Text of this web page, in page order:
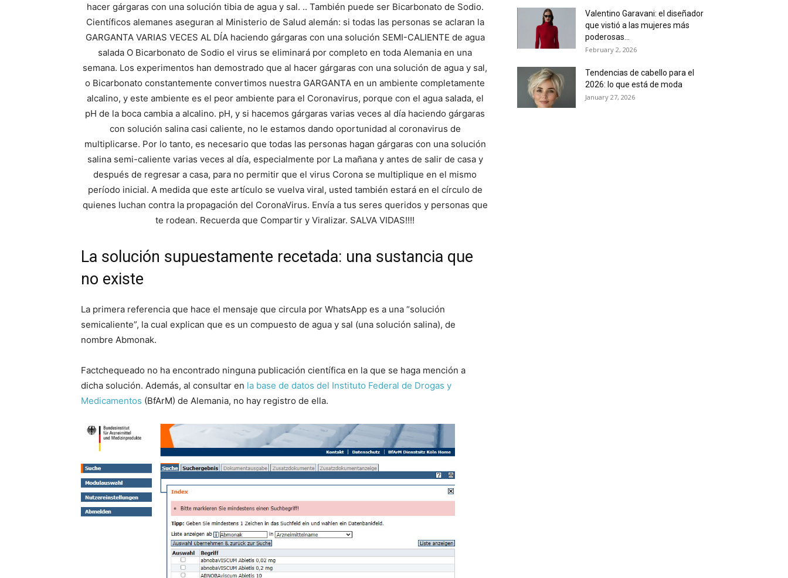
hacer gárgaras con una solución tibia de agua y sal. .. También puede ser Bicarbonato de Sodio.
Científicos alemanes aseguran al Ministerio de Salud alemán: si todas las personas se aclaran la
GARGANTA VARIAS VECES AL DÍA haciendo gárgaras con una solución SEMI-CALIENTE de agua
salada O Bicarbonato de Sodio el virus se eliminará por completo en toda Alemania en una
semana. Los experimentos han demostrado que al hacer gárgaras con una solución de agua y sal,
o Bicarbonato constantemente convertimos nuestra GARGANTA en un ambiente completamente
alcalino, y este ambiente es el peor ambiente para el Coronavirus, porque con el agua salada, el
pH de la boca cambia a alcalino. pH, y si hacemos gárgaras varias veces al día haciendo gárgaras
con solución salina casi caliente, no le estamos dando oportunidad al coronavirus de
multiplicarse. Por lo tanto, es necesario que todas las personas hagan gárgaras con una solución
salina semi-caliente varias veces al día, especialmente por La mañana y antes de salir de casa y
después de regresar a casa, para no permitir que el virus Corona se multiplique en el mismo
período inicial. A medida que este artículo se vuelva viral, usted también estará en el círculo de
quienes luchan contra la propagación del CoronaVirus. Envía a tus seres queridos y personas que
te rodean. Recuerda que Compartir y Viralizar. SALVA VIDAS!!!!
La solución supuestamente recetada: una sustancia que
no existe
La primera referencia que hace el mensaje que circula por WhatsApp es a una “solución
semicaliente”, la cual explican que es un compuesto de agua y sal (una solución salina), de
nombre Abmonak.
Factchequeado no ha encontrado ninguna publicación científica en la que se haga mención a
dicha solución. Además, al consultar en la base de datos del Instituto Federal de Drogas y
Medicamentos (BfArM) de Alemania, no hay registro de ella.
Valentino Garavani: el diseñador
que vistió a las mujeres más
poderosas...
February 2, 2026
Tendencias de cabello para el
2026: lo que está de moda
January 27, 2026